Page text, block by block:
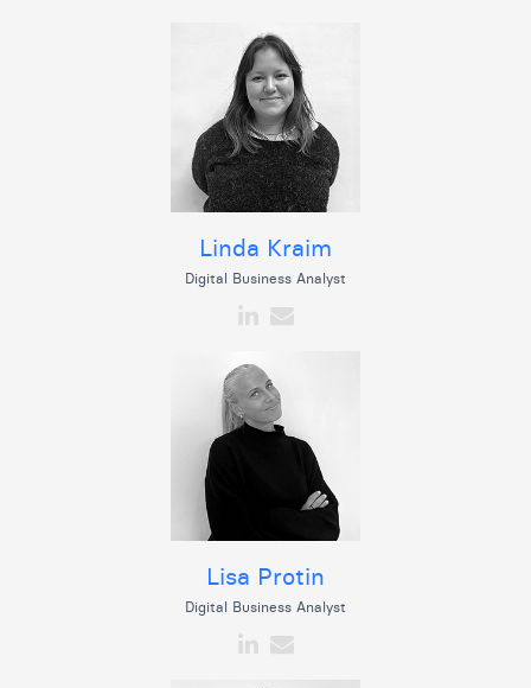
Linda Kraim
Digital Business Analyst
Lisa Protin
Digital Business Analyst